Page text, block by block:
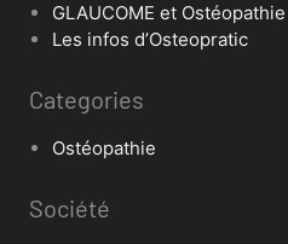
GLAUCOME et Ostéopathie
Les infos d’Osteopratic
Categories
Ostéopathie
Société